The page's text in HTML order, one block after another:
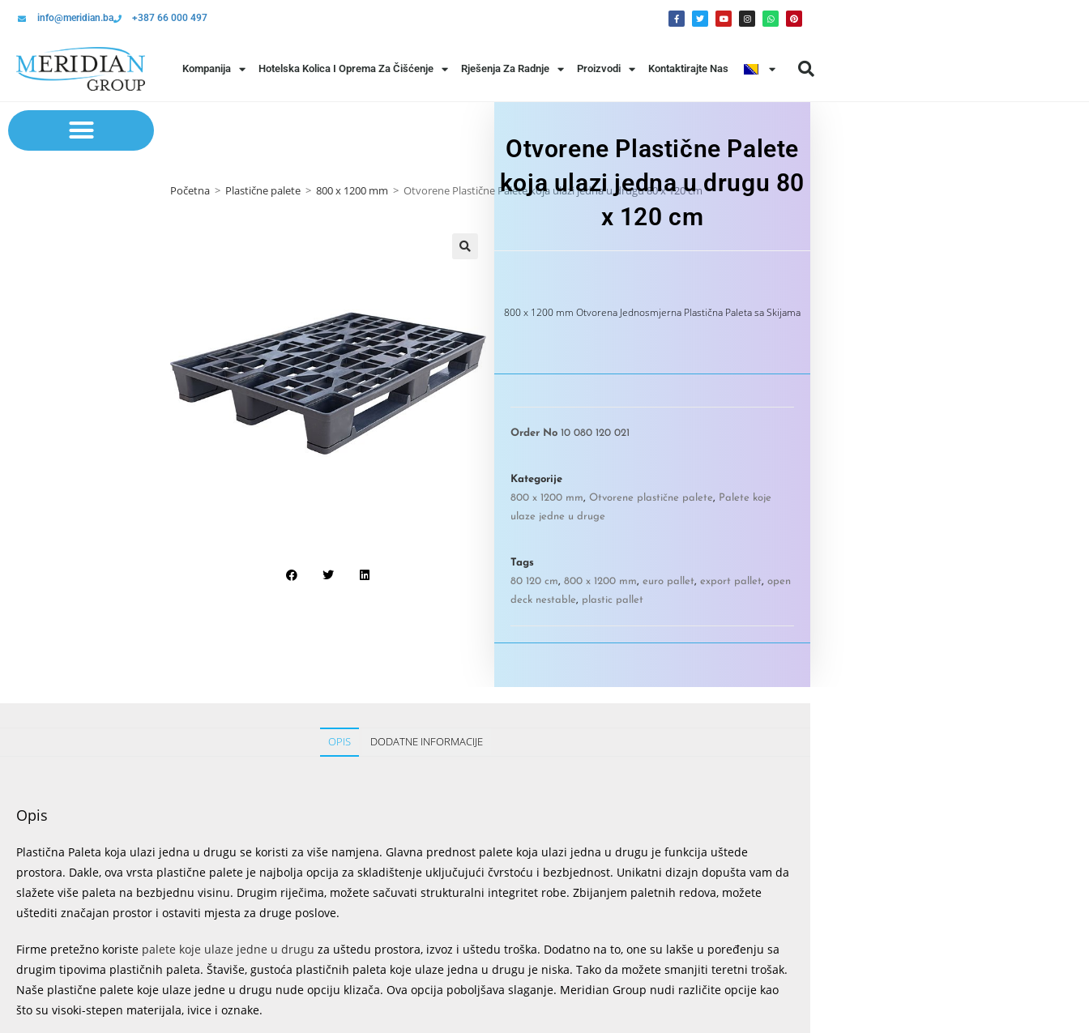
info@meridian.ba +387 66 000 497
Kompanija Hotelska Kolica I Oprema Za Čišćenje Rješenja Za Radnje Proizvodi Kontaktirajte Nas
Početna > Plastične palete > 800 x 1200 mm > Otvorene Plastične Palete koja ulazi jedna u drugu 80 x 120 cm
Otvorene Plastične Palete
koja ulazi jedna u drugu 80
x 120 cm
800 x 1200 mm Otvorena Jednosmjerna Plastična Paleta sa Skijama
Order No 10 080 120 021
Kategorije
800 x 1200 mm, Otvorene plastične palete, Palete koje
ulaze jedne u druge
Tags
80 120 cm, 800 x 1200 mm, euro pallet, export pallet, open
deck nestable, plastic pallet
OPIS DODATNE INFORMACIJE
Opis
Plastična Paleta koja ulazi jedna u drugu se koristi za više namjena. Glavna prednost palete koja ulazi jedna u drugu je funkcija uštede
prostora. Dakle, ova vrsta plastične palete je najbolja opcija za skladištenje uključujući čvrstoću i bezbjednost. Unikatni dizajn dopušta vam da
slažete više paleta na bezbjednu visinu. Drugim riječima, možete sačuvati strukturalni integritet robe. Zbijanjem paletnih redova, možete
uštediti značajan prostor i ostaviti mjesta za druge poslove.
Firme pretežno koriste palete koje ulaze jedne u drugu za uštedu prostora, izvoz i uštedu troška. Dodatno na to, one su lakše u poređenju sa
drugim tipovima plastičnih paleta. Štaviše, gustoća plastičnih paleta koje ulaze jedna u drugu je niska. Tako da možete smanjiti teretni trošak.
Naše plastične palete koje ulaze jedne u drugu nude opciju klizača. Ova opcija poboljšava slaganje. Meridian Group nudi različite opcije kao
što su visoki-stepen materijala, ivice i oznake.